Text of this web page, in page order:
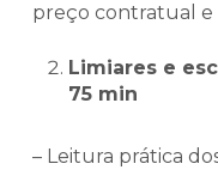
preço contratual e
Limiares e
75 min
– Leitura prática